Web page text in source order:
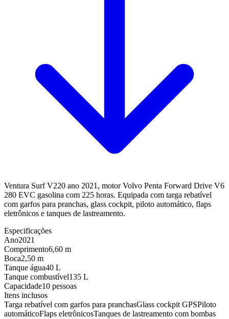
Ventura Surf V220 ano 2021, motor Volvo Penta Forward Drive V6
280 EVC gasolina com 225 horas. Equipada com targa rebatível
com garfos para pranchas, glass cockpit, piloto automático, flaps
eletrônicos e tanques de lastreamento.
Especificações
Ano2021
Comprimento6,60 m
Boca2,50 m
Tanque água40 L
Tanque combustível135 L
Capacidade10 pessoas
Itens inclusos
Targa rebatível com garfos para pranchasGlass cockpit GPSPiloto
automáticoFlaps eletrônicosTanques de lastreamento com bombas